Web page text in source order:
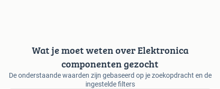
Wat je moet weten over Elektronica
componenten gezocht
De onderstaande waarden zijn gebaseerd op je zoekopdracht en de
ingestelde filters